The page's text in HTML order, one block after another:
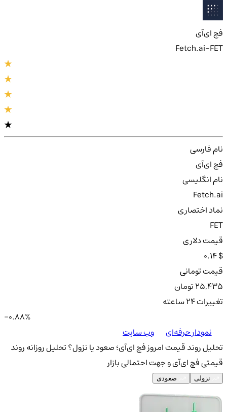
فچ ای‌آی
Fetch.ai-FET
نام فارسی
فچ ای‌آی
نام انگلیسی
Fetch.ai
نماد اختصاری
FET
قیمت دلاری
0.14 $
قیمت تومانی
25,435 تومان
تغییرات ۲۴ ساعته
-0.88%
نمودار حرفه‌ای
وب سایت
تحلیل روند قیمت امروز فچ ای‌آی؛ صعود یا نزول؟تحلیل روزانه روند
قیمتی فچ ای‌آی و جهت احتمالی بازار
نزولی صعودی